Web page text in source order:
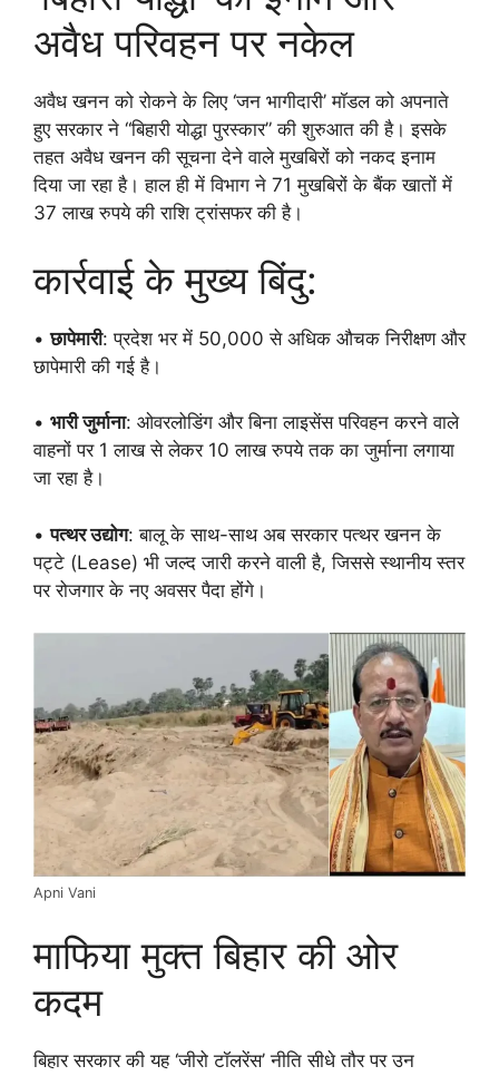
अवैध परिवहन पर नकेल
अवैध खनन को रोकने के लिए ‘जन भागीदारी’ मॉडल को अपनाते
हुए सरकार ने “बिहारी योद्धा पुरस्कार” की शुरुआत की है। इसके
तहत अवैध खनन की सूचना देने वाले मुखबिरों को नकद इनाम
दिया जा रहा है। हाल ही में विभाग ने 71 मुखबिरों के बैंक खातों में
37 लाख रुपये की राशि ट्रांसफर की है।
कार्रवाई के मुख्य बिंदु:
•छापेमारी: प्रदेश भर में 50,000 से अधिक औचक निरीक्षण और
छापेमारी की गई है।
• भारी जुर्माना: ओवरलोडिंग और बिना लाइसेंस परिवहन करने वाले
वाहनों पर 1 लाख से लेकर 10 लाख रुपये तक का जुर्माना लगाया
जा रहा है।
•पत्थर उद्योग: बालू के साथ-साथ अब सरकार पत्थर खनन के
पट्टे (Lease) भी जल्द जारी करने वाली है, जिससे स्थानीय स्तर
पर रोजगार के नए अवसर पैदा होंगे।
Apni Vani
माफिया मुक्त बिहार की ओर
कदम
बिहार सरकार की यह ‘जीरो टॉलरेंस’ नीति सीधे तौर पर उन